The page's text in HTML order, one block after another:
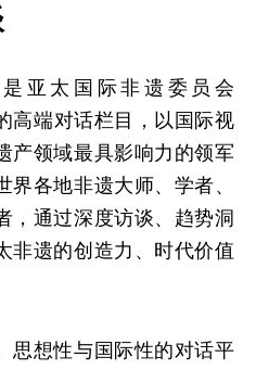
亚太国际非遗委员会
高端对话栏目，以国际视
产领域最具影响力的领军
界各地非遗大师、学者、
，通过深度访谈、趋势洞
非遗的创造力、时代价值
思想性与国际性的对话平